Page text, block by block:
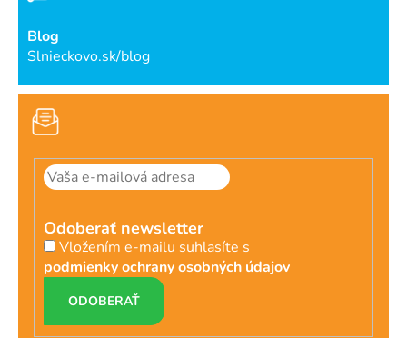
Blog
Slnieckovo.sk/blog
Odoberať newsletter
Vložením e-mailu suhlasíte s
podmienky ochrany osobných údajov
PRIHLÁSIŤ
SA